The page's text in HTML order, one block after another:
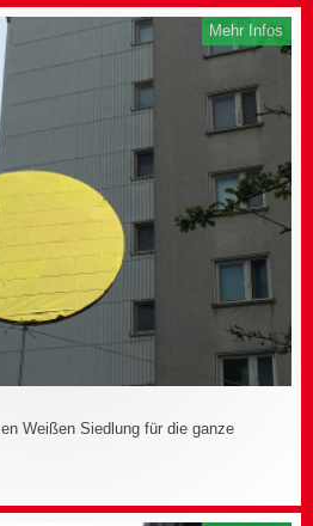
Mehr Infos
Weißen Siedlung für die ganze